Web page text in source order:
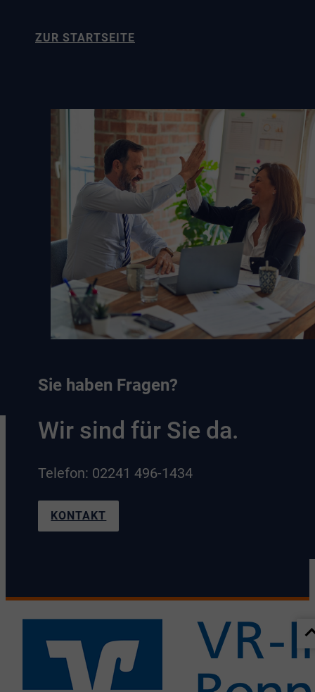
ZUR STARTSEITE
Sie haben Fragen?
Wir sind für Sie da.
Telefon: 02241 496-1434
KONTAKT